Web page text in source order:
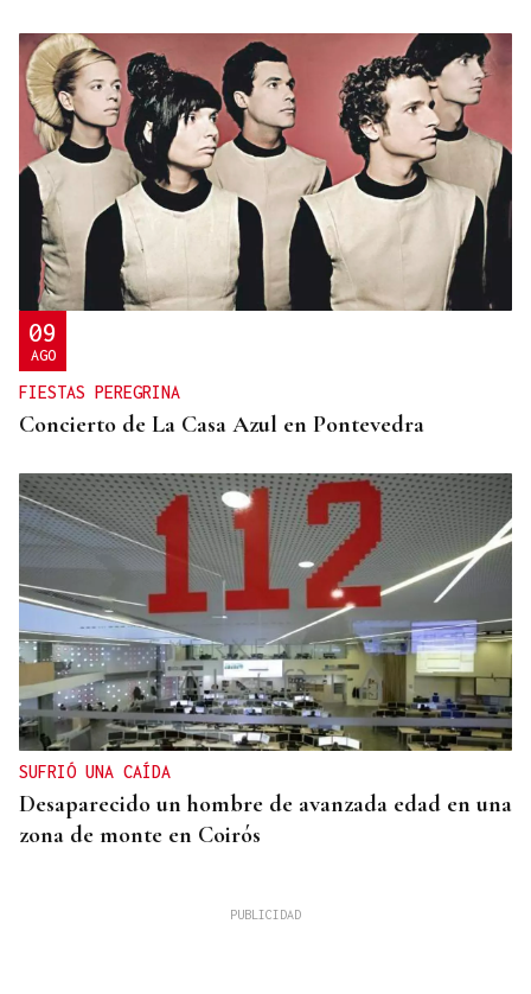
09
AGO
FIESTAS PEREGRINA
Concierto de La Casa Azul en Pontevedra
SUFRIÓ UNA CAÍDA
Desaparecido un hombre de avanzada edad en una
zona de monte en Coirós